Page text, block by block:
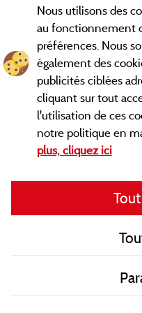
Les meilleurs campings en
adhérents et découvrez
en Maurienne, Génévois,
Léman et Le Bourget...
avant de contacter le
Faites vous votre propre
famille, avec vos animaux
tente, en camping car,
Retrouvez ici tous les
Nous utilisons des
au fonctionnement
préférences. Nous
également des
publicités ciblées
cliquant sur tout
l'utilisation de ces
notre politique en
plus, cliquez ici